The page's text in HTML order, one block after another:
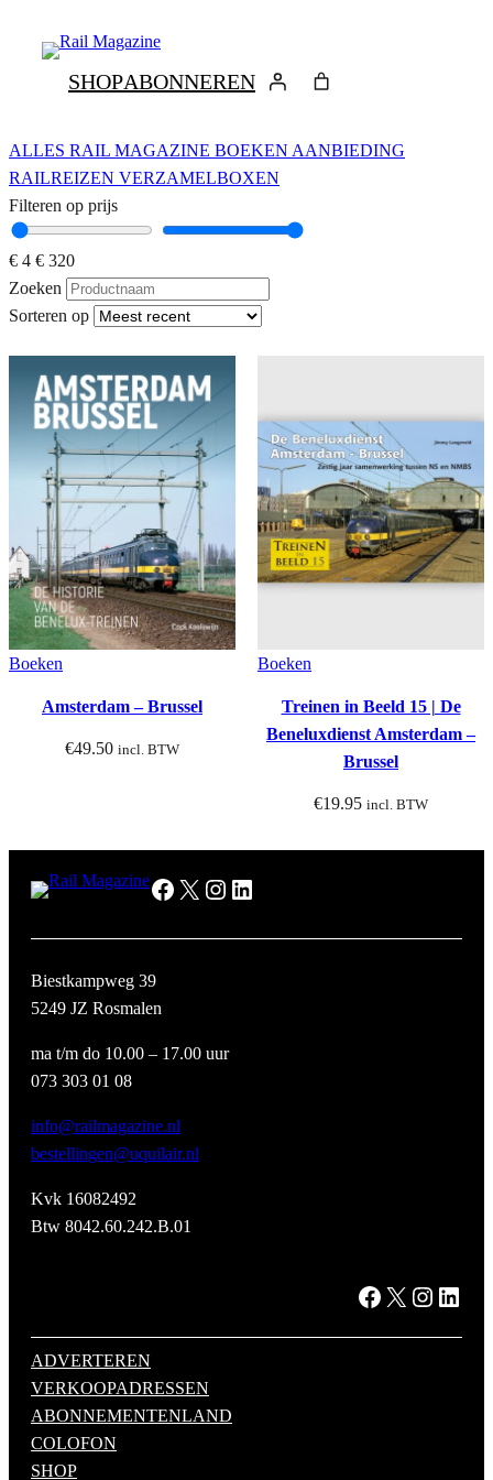
SHOPABONNEREN
ALLES RAIL MAGAZINE BOEKEN AANBIEDING
RAILREIZEN VERZAMELBOXEN
Filteren op prijs
€ 4 € 320
Zoeken
Sorteren op
Boeken
Amsterdam – Brussel
€49.50 incl. BTW
Boeken
Treinen in Beeld 15 | De
Beneluxdienst Amsterdam –
Brussel
€19.95 incl. BTW
Facebook X Instagram LinkedIn
Biestkampweg 39
5249 JZ Rosmalen
ma t/m do 10.00 – 17.00 uur
073 303 01 08
info@railmagazine.nl
bestellingen@uquilair.nl
Kvk 16082492
Btw 8042.60.242.B.01
Facebook X Instagram LinkedIn
ADVERTEREN
VERKOOPADRESSEN
ABONNEMENTENLAND
COLOFON
SHOP